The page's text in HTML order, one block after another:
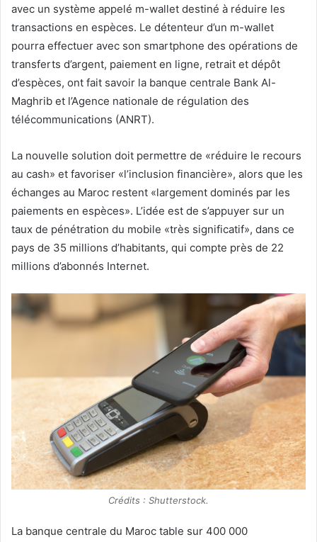
avec un système appelé m-wallet destiné à réduire les
transactions en espèces. Le détenteur d’un m-wallet
pourra effectuer avec son smartphone des opérations de
transferts d’argent, paiement en ligne, retrait et dépôt
d’espèces, ont fait savoir la banque centrale Bank Al-
Maghrib et l’Agence nationale de régulation des
télécommunications (ANRT).
La nouvelle solution doit permettre de «réduire le recours
au cash» et favoriser «l’inclusion financière», alors que les
échanges au Maroc restent «largement dominés par les
paiements en espèces». L’idée est de s’appuyer sur un
taux de pénétration du mobile «très significatif», dans ce
pays de 35 millions d’habitants, qui compte près de 22
millions d’abonnés Internet.
Crédits : Shutterstock.
La banque centrale du Maroc table sur 400 000